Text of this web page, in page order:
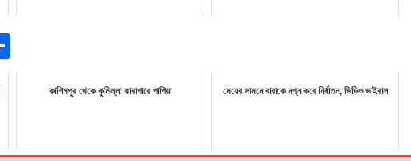
কাশিমপুর থেকে কুমিল্লা কারাগারে পাপিয়া মেয়ের সামনে বাবাকে নগ্ন করে নির্যাতন, ভিডিও ভাইরাল